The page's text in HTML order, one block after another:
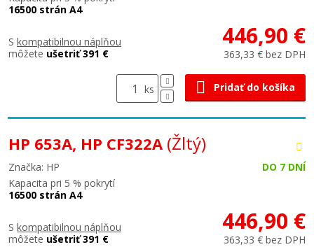
16500 strán A4
S kompatibilnou náplňou
môžete ušetriť 391 €
446,90 €
363,33 € bez DPH
ks Pridať do košíka
HP 653A, HP CF322A (Žltý)
Značka: HP
DO 7 DNÍ
Kapacita pri 5 % pokrytí
16500 strán A4
S kompatibilnou náplňou
môžete ušetriť 391 €
446,90 €
363,33 € bez DPH